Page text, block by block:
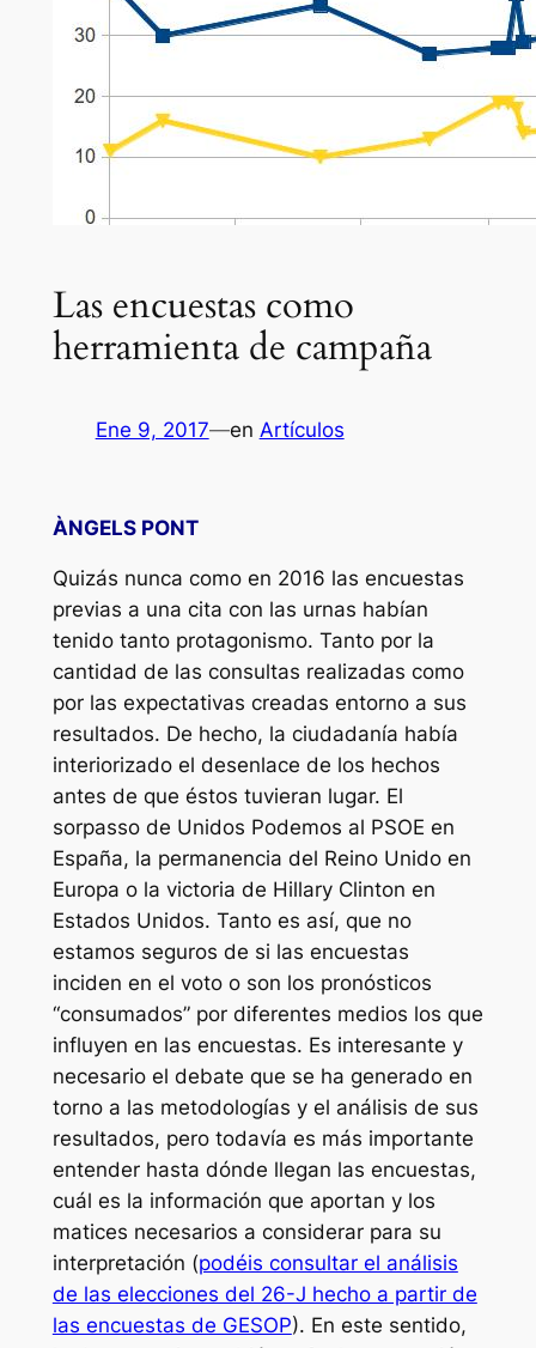
Las encuestas como
herramienta de campaña
Ene 9, 2017—en Artículos
ÀNGELS PONT
Quizás nunca como en 2016 las encuestas
previas a una cita con las urnas habían
tenido tanto protagonismo. Tanto por la
cantidad de las consultas realizadas como
por las expectativas creadas entorno a sus
resultados. De hecho, la ciudadanía había
interiorizado el desenlace de los hechos
antes de que éstos tuvieran lugar. El
sorpassode Unidos Podemos al PSOE en
España, la permanencia del Reino Unido en
Europa o la victoria de Hillary Clinton en
Estados Unidos. Tanto es así, que no
estamos seguros de si las encuestas
inciden en el voto o son los pronósticos
“consumados” por diferentes medios los que
influyen en las encuestas. Es interesante y
necesario el debate que se ha generado en
torno a las metodologías y el análisis de sus
resultados, pero todavía es más importante
entender hasta dónde llegan las encuestas,
cuál es la información que aportan y los
matices necesarios a considerar para su
interpretación (podéis consultar el análisis
de las elecciones del 26-J hecho a partir de
las encuestas de GESOP). En este sentido,